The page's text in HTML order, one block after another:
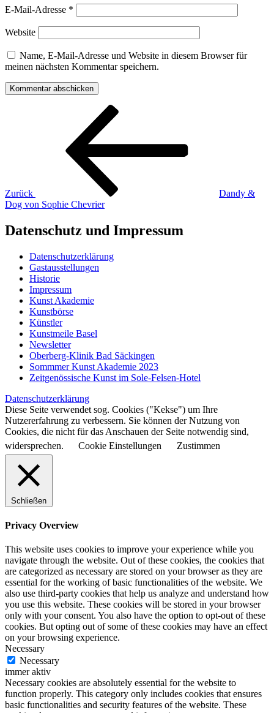
E-Mail-Adresse *
Website
Name, E-Mail-Adresse und Website in diesem Browser für
meinen nächsten Kommentar speichern.
Beitragsnavigation
Zurück
Dandy &
Dog von Sophie Chevrier
Datenschutz und Impressum
Datenschutzerklärung
Gastausstellungen
Historie
Impressum
Kunst Akademie
Kunstbörse
Künstler
Kunstmeile Basel
Newsletter
Oberberg-Klinik Bad Säckingen
Sommmer Kunst Akademie 2023
Zeitgenössische Kunst im Sole-Felsen-Hotel
Datenschutzerklärung
Diese Seite verwendet sog. Cookies ("Kekse") um Ihre
Nutzererfahrung zu verbessern. Sie können der Nutzung von
Cookies, die nicht für das Anschauen der Seite notwendig sind,
widersprechen.
Cookie Einstellungen Zustimmen
Schließen
Privacy Overview
This website uses cookies to improve your experience while you
navigate through the website. Out of these cookies, the cookies that
are categorized as necessary are stored on your browser as they are
essential for the working of basic functionalities of the website. We
also use third-party cookies that help us analyze and understand how
you use this website. These cookies will be stored in your browser
only with your consent. You also have the option to opt-out of these
cookies. But opting out of some of these cookies may have an effect
on your browsing experience.
Necessary
Necessary
immer aktiv
Necessary cookies are absolutely essential for the website to
function properly. This category only includes cookies that ensures
basic functionalities and security features of the website. These